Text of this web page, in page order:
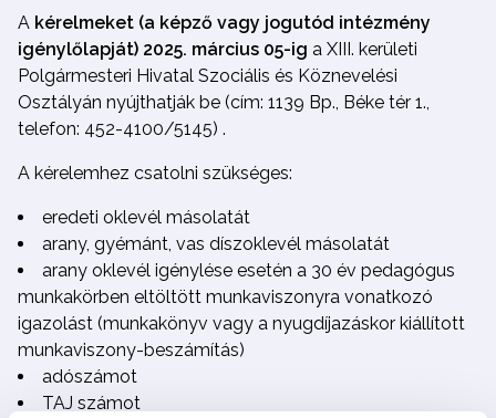
A kérelmeket (a képző vagy jogutód intézmény
igénylőlapját) 2025. március 05-ig a XIII. kerületi
Polgármesteri Hivatal Szociális és Köznevelési
Osztályán nyújthatják be (cím: 1139 Bp., Béke tér 1.,
telefon: 452-4100/5145) .
A kérelemhez csatolni szükséges:
eredeti oklevél másolatát
arany, gyémánt, vas díszoklevél másolatát
arany oklevél igénylése esetén a 30 év pedagógus
munkakörben eltöltött munkaviszonyra vonatkozó
igazolást (munkakönyv vagy a nyugdíjazáskor kiállított
munkaviszony-beszámítás)
adószámot
TAJ számot